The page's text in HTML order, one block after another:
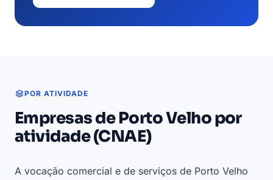
POR ATIVIDADE
Empresas de Porto Velho por
atividade (CNAE)
A vocação comercial e de serviços de Porto Velho